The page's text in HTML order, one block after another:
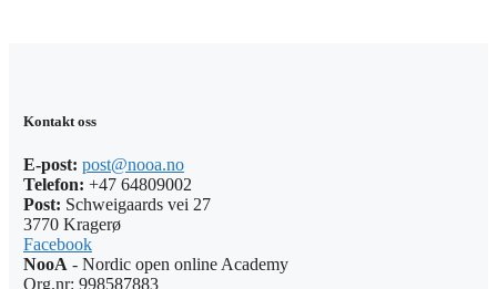
Kontakt oss
E-post: post@nooa.no
Telefon: +47 64809002
Post: Schweigaards vei 27
3770 Kragerø
Facebook
NooA - Nordic open online Academy
Org.nr: 998587883